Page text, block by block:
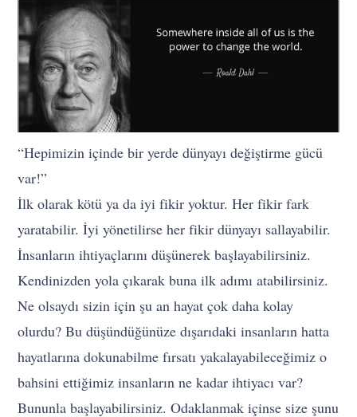
“Hepimizin içinde bir yerde dünyayı değiştirme gücü
var!”
İlk olarak kötü ya da iyi fikir yoktur. Her fikir fark
yaratabilir. İyi yönetilirse her fikir dünyayı sallayabilir.
İnsanların ihtiyaçlarını düşünerek başlayabilirsiniz.
Kendinizden yola çıkarak buna ilk adımı atabilirsiniz.
Ne olsaydı sizin için şu an hayat çok daha kolay
olurdu? Bu düşündüğünüze dışarıdaki insanların hatta
hayatlarına dokunabilme fırsatı yakalayabileceğimiz o
bahsini ettiğimiz insanların ne kadar ihtiyacı var?
Bununla başlayabilirsiniz. Odaklanmak içinse size şunu